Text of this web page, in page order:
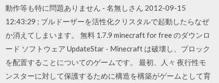
動作等も特に問題ありません - 名無しさん 2012-09-15
12:43:29 ; ブルドーザーを活性化クリスタルで起動したらなぜ
か消えてしまいます。 無料 1.7.9 minecraft for free のダウンロ
ード ソフトウェア UpdateStar - Minecraft は破壊し、ブロック
を配置することについてのゲームです。 最初、人々 夜行性モ
ンスターに対して保護するために構造を構築がゲームとして育